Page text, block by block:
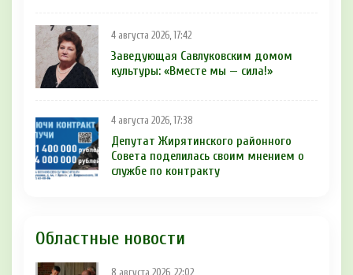
4 августа 2026, 17:42
Заведующая Савлуковским домом
культуры: «Вместе мы — сила!»
4 августа 2026, 17:38
Депутат Жирятинского районного
Совета поделилась своим мнением о
службе по контракту
Областные новости